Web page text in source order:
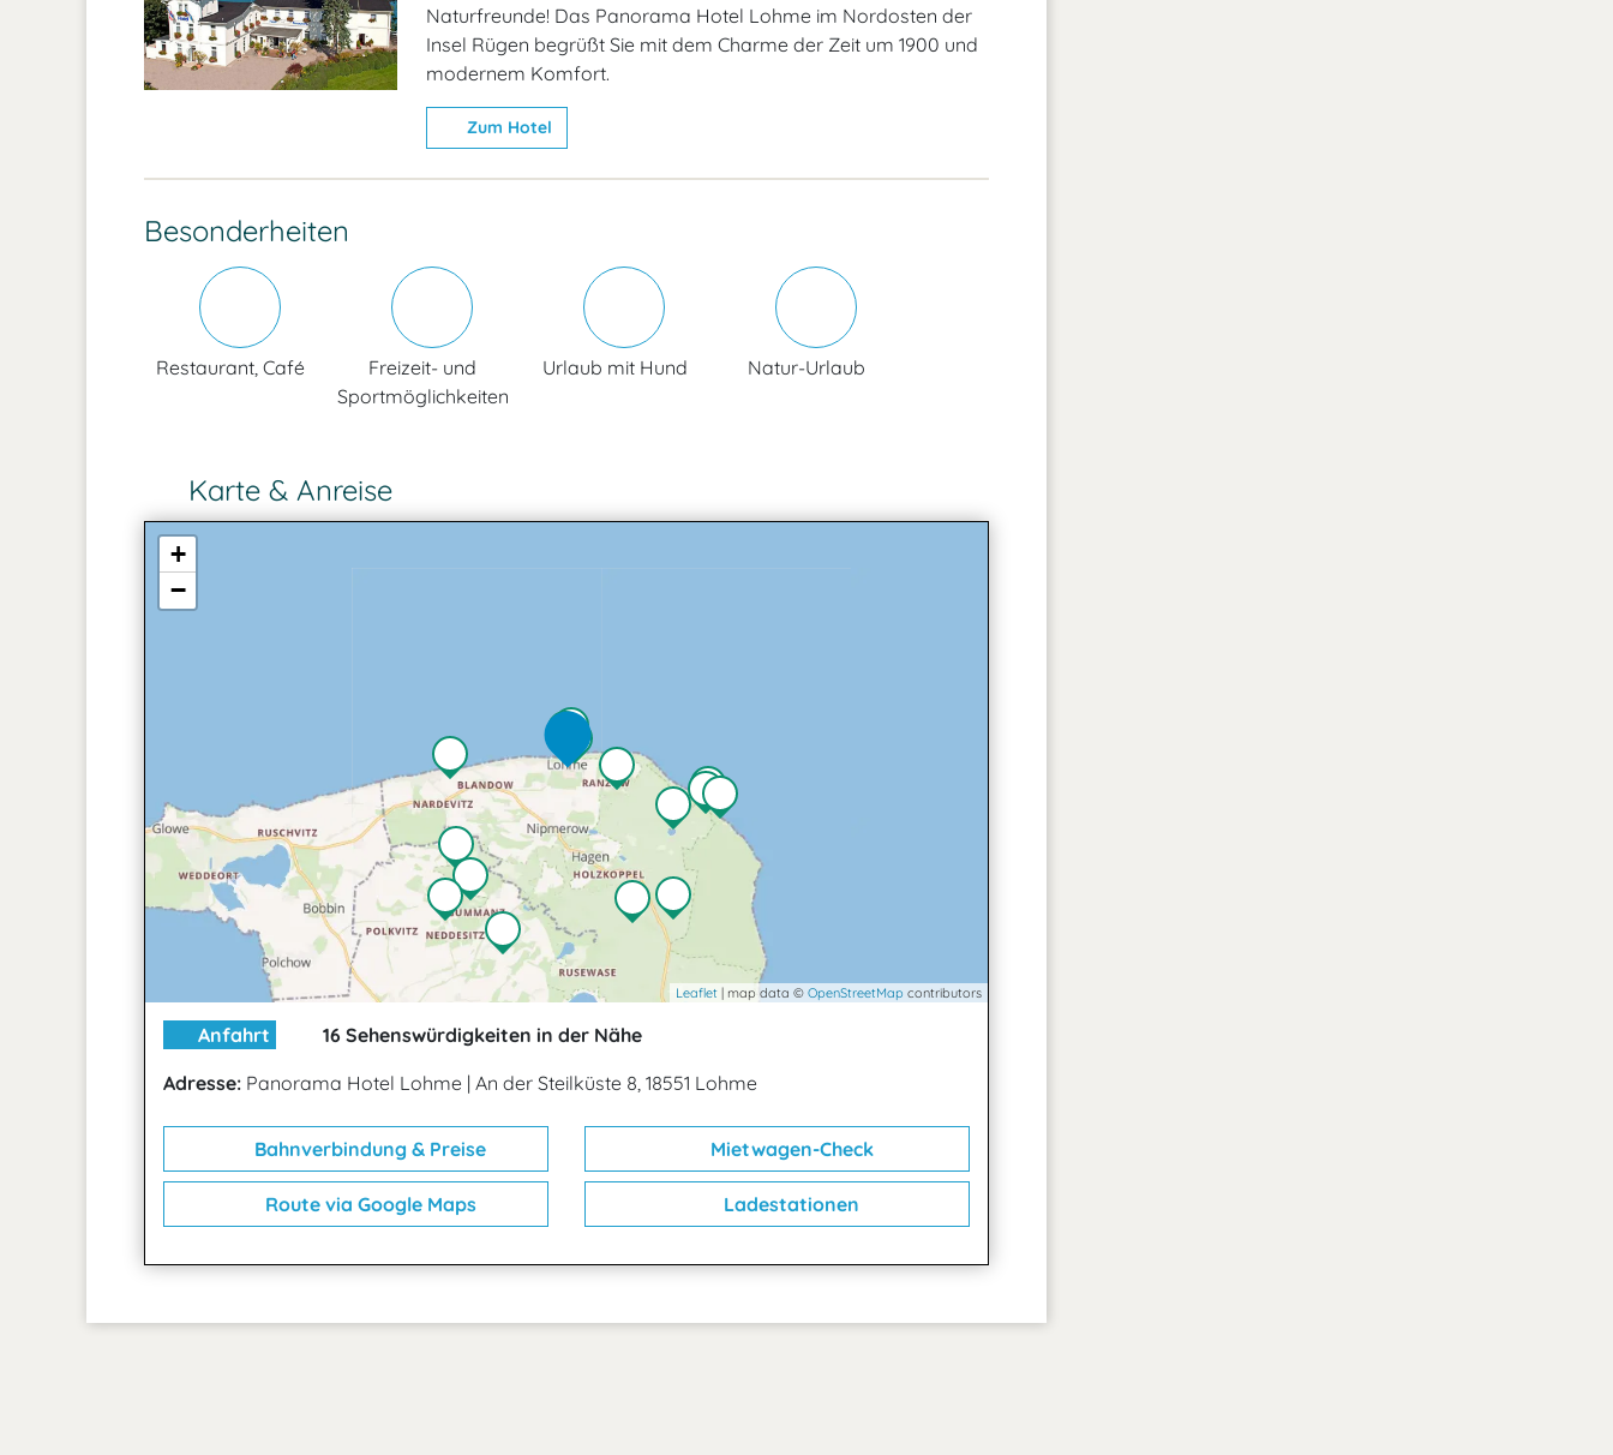
Naturfreunde! Das Panorama Hotel Lohme im Nordosten der
Insel Rügen begrüßt Sie mit dem Charme der Zeit um 1900 und
modernem Komfort.
Zum Hotel
Besonderheiten
Restaurant, Café
Freizeit- und
Sportmöglichkeiten
Urlaub mit Hund Natur-Urlaub
Karte & Anreise
+
−
Leaflet | map data © OpenStreetMap contributors
Anfahrt
16 Sehenswürdigkeiten in der Nähe
Adresse: Panorama Hotel Lohme | An der Steilküste 8, 18551 Lohme
Bahnverbindung & Preise Mietwagen-Check
Route via Google Maps Ladestationen